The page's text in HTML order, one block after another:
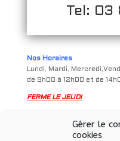
Gérer le
cookies
Tel: 03
Nos Horaires
Lundi, Mardi,
de 9h00 à 12h00 et de
FERME LE JEUDI
de 9h à 12h00 et de 14h00